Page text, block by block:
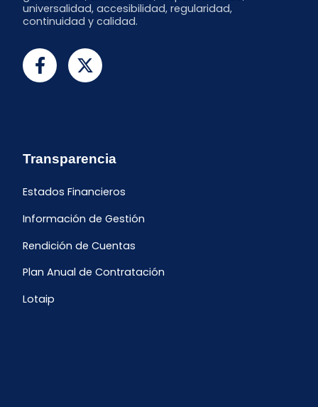
universalidad, accesibilidad, regularidad,
continuidad y calidad.
Transparencia
Estados Financieros
Información de Gestión
Rendición de Cuentas
Plan Anual de Contratación
Lotaip